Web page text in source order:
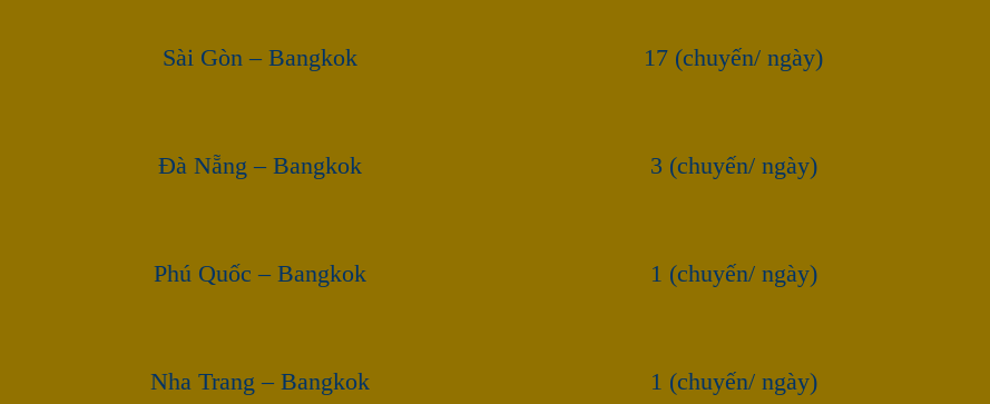
Sài Gòn – Bangkok 17 (chuyến/ ngày)
Đà Nẵng – Bangkok 3 (chuyến/ ngày)
Phú Quốc – Bangkok 1 (chuyến/ ngày)
Nha Trang – Bangkok 1 (chuyến/ ngày)